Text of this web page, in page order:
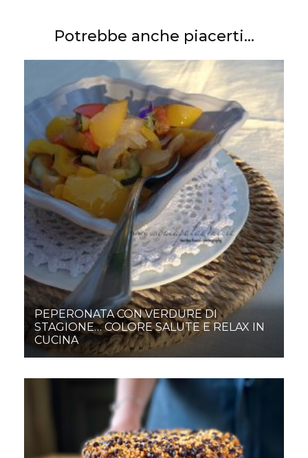
Potrebbe anche piacerti...
PEPERONATA CON VERDURE DI
STAGIONE… COLORE SALUTE E RELAX IN
CUCINA